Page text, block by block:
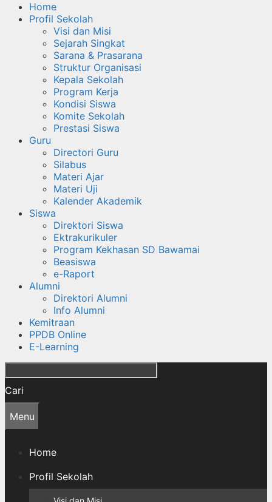
Home
Profil Sekolah
Visi dan Misi
Sejarah Singkat
Sarana & Prasarana
Struktur Organisasi
Kepala Sekolah
Program Kerja
Kondisi Siswa
Komite Sekolah
Prestasi Siswa
Guru
Directori Guru
Silabus
Materi Ajar
Materi Uji
Kalender Akademik
Siswa
Direktori Siswa
Ektrakurikuler
Program Kekhasan SD Bawamai
Beasiswa
e-Raport
Alumni
Direktori Alumni
Info Alumni
Kemitraan
PPDB Online
E-Learning
Cari
Menu
Home
Profil Sekolah